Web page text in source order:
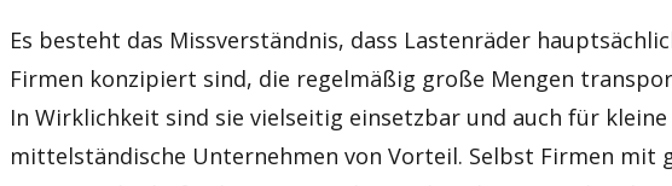
Es besteht das Missverständnis, dass Lastenräder
Firmen konzipiert sind, die regelmäßig große Mengen
In Wirklichkeit sind sie vielseitig einsetzbar und auch für kleine
mittelständische Unternehmen von Vorteil. Selbst Firmen mit